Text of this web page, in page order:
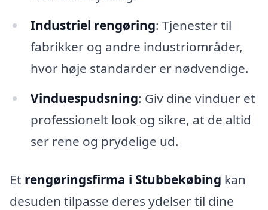
Industriel rengøring: Tjenester til
fabrikker og andre industriområder,
hvor høje standarder er nødvendige.
Vinduespudsning: Giv dine vinduer et
professionelt look og sikre, at de altid
ser rene og prydelige ud.
Et rengøringsfirma i Stubbekøbing kan
desuden tilpasse deres ydelser til dine